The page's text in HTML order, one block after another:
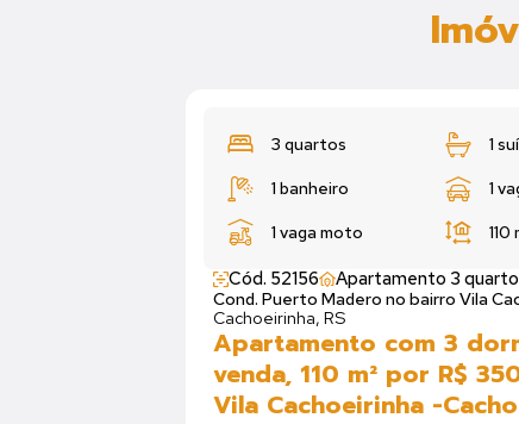
3 quartos 1
1 banheiro 1
1 vaga moto 110
Cód. 52156 Apartamento 3
Cond. Puerto Madero no bairro Vila
Cachoeirinha, RS
Apartamento com 3
venda, 110 m² por R$
Vila Cachoeirinha -